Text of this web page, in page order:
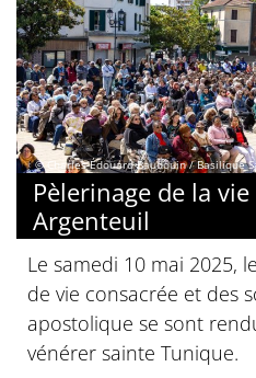
© Charles-Édouard Baudouin / Basilique
Pèlerinage de la
Argenteuil
Le samedi 10 mai 2025,
de vie consacrée et des
apostolique se sont
vénérer sainte Tunique.